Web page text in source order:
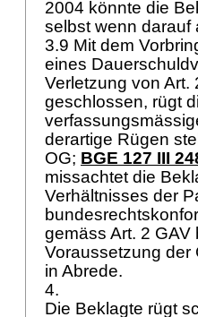
2004 könnte die
selbst wenn darauf
3.9 Mit dem
eines
Verletzung von Art.
geschlossen, rügt
derartige Rügen
OG; BGE 127 III
missachtet die
Verhältnisses der
gemäss Art. 2
Voraussetzung der
in Abrede.
4.
Die Beklagte rügt